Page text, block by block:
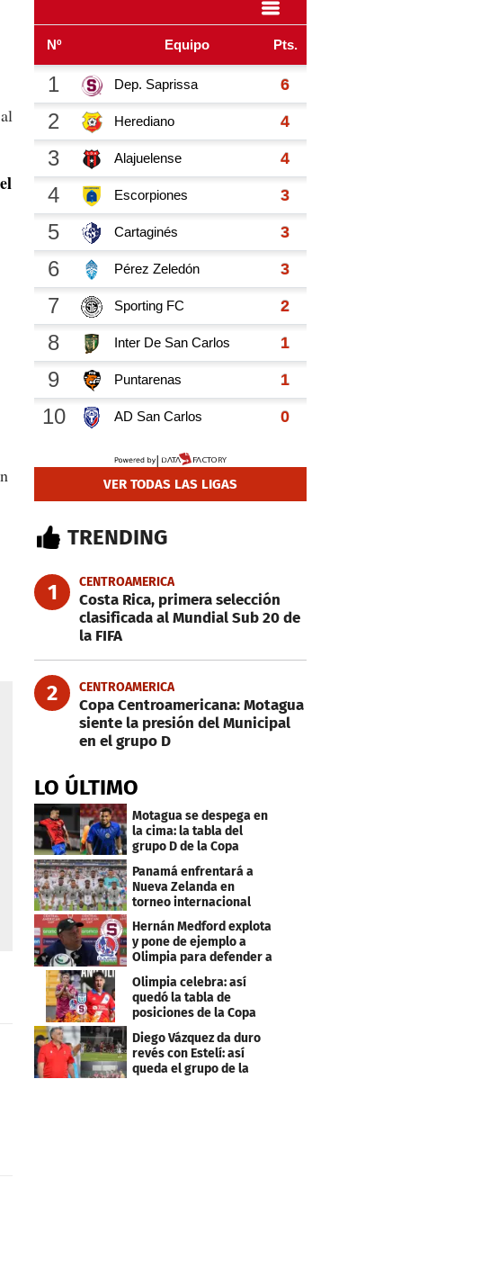
VER TODAS LAS LIGAS
TRENDING
1 CENTROAMERICA
Costa Rica, primera selección
clasificada al Mundial Sub 20 de
la FIFA
2 CENTROAMERICA
Copa Centroamericana: Motagua
siente la presión del Municipal
en el grupo D
LO ÚLTIMO
Motagua se despega en
la cima: la tabla del
grupo D de la Copa
Centroamericana
Panamá enfrentará a
Nueva Zelanda en
torneo internacional
durante Fecha FIFA
Hernán Medford explota
y pone de ejemplo a
Olimpia para defender a
Saprissa
Olimpia celebra: así
quedó la tabla de
posiciones de la Copa
Centroamericana
Diego Vázquez da duro
revés con Estelí: así
queda el grupo de la